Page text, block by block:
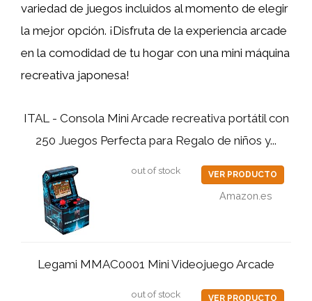
variedad de juegos incluidos al momento de elegir
la mejor opción. ¡Disfruta de la experiencia arcade
en la comodidad de tu hogar con una mini máquina
recreativa japonesa!
ITAL - Consola Mini Arcade recreativa portátil con
250 Juegos Perfecta para Regalo de niños y...
out of stock VER PRODUCTO
Amazon.es
Legami MMAC0001 Mini Videojuego Arcade
out of stock VER PRODUCTO